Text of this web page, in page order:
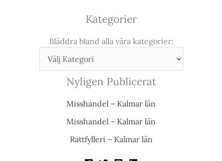
Kategorier
Bläddra bland alla våra kategorier:
Nyligen Publicerat
Misshandel – Kalmar län
Misshandel – Kalmar län
Rattfylleri – Kalmar län